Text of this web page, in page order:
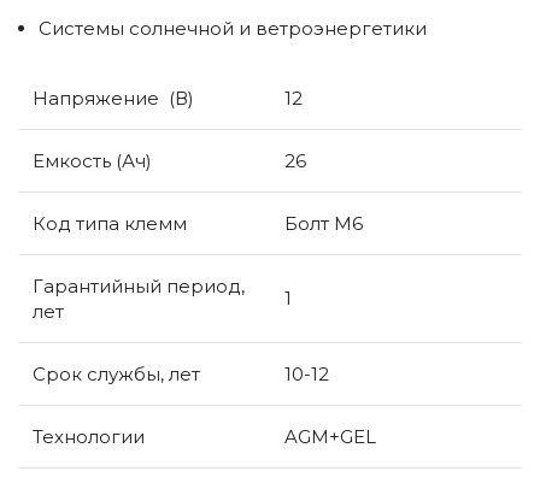
Системы солнечной и ветроэнергетики
Напряжение (В) 12
Емкость (Ач) 26
Код типа клемм Болт М6
Гарантийный период,
лет
1
Срок службы, лет 10-12
Технологии AGM+GEL